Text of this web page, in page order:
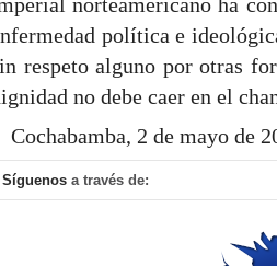
política e
respeto alguno por otras
no debe caer en el
Cochabamba, 2 de mayo de
Síguenos a través de: